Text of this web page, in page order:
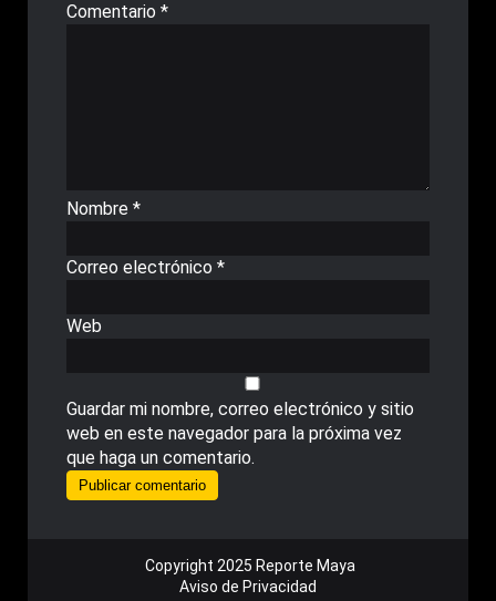
Comentario *
Nombre *
Correo electrónico *
Web
Guardar mi nombre, correo electrónico y sitio
web en este navegador para la próxima vez
que haga un comentario.
Copyright 2025 Reporte Maya
Aviso de Privacidad